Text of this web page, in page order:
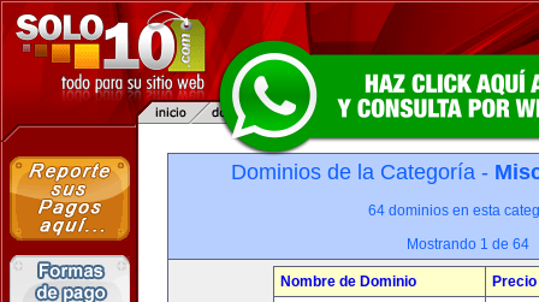
Dominios de la Categoría -
64 dominios en esta
Mostrando 1 de 64
Nombre de Dominio
Precio